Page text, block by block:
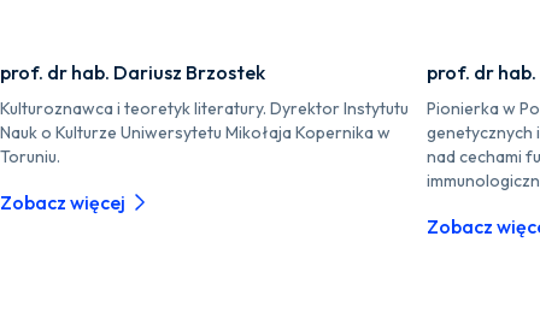
prof. dr hab. Dariusz Brzostek
Kulturoznawca i teoretyk literatury. Dyrektor Instytutu
Nauk o Kulturze Uniwersytetu Mikołaja Kopernika w
Toruniu.
Zobacz więcej
prof. dr
Pionierka w
genetycznych
nad cechami
Zobacz